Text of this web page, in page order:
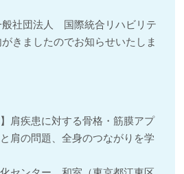
般社団法人 国際統合リハビリテ
きましたのでお知らせいたしま
肩疾患に対する骨格・筋膜アプ
肩の問題、全身のつながりを学